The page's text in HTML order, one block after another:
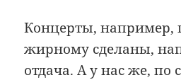
Концерты, например,
жирному сделаны,
отдача. А у нас же, по